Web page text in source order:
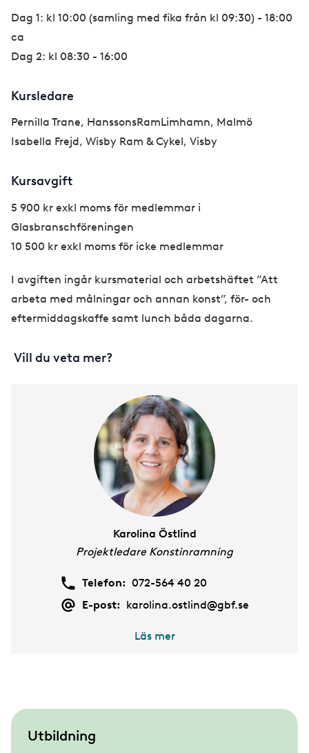
Dag 1: kl 10:00 (samling med fika från kl 09:30) - 18:00
ca
Dag 2: kl 08:30 - 16:00
Kursledare
Pernilla Trane, HanssonsRamLimhamn, Malmö
Isabella Frejd, Wisby Ram & Cykel, Visby
Kursavgift
5 900 kr exkl moms för medlemmar i
Glasbranschföreningen
10 500 kr exkl moms för icke medlemmar
I avgiften ingår kursmaterial och arbetshäftet ”Att
arbeta med målningar och annan konst”, för- och
eftermiddagskaffe samt lunch båda dagarna.
Vill du veta mer?
Karolina Östlind
Projektledare Konstinramning
Telefon: 072-564 40 20
E-post: karolina.ostlind@gbf.se
Läs mer
Utbildning